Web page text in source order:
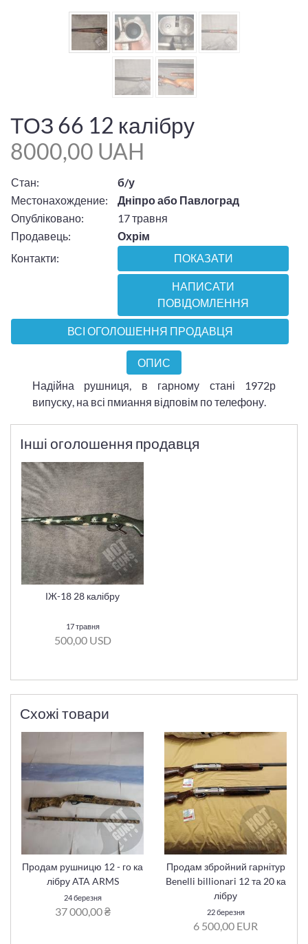
ТОЗ 66 12 калібру
8000,00 UAH
Стан:
б/у
Местонахождение:
Дніпро або Павлоград
Опубліковано:
17 травня
Продавець:
Охрім
Контакти:
ПОКАЗАТИ
НАПИСАТИ
ПОВІДОМЛЕННЯ
ВСІ ОГОЛОШЕННЯ ПРОДАВЦЯ
ОПИС
Надійна рушниця, в гарному стані 1972р
випуску, на всі пмиання відповім по телефону.
Інші оголошення продавця
ІЖ-18 28 калібру
17 травня
500,00 USD
Схожі товари
Продам рушницю 12 - го ка
лібру ATA ARMS
24 березня
37 000,00 ₴
Продам збройний гарнітур
Benelli billionari 12 та 20 ка
лібру
22 березня
6 500,00 EUR